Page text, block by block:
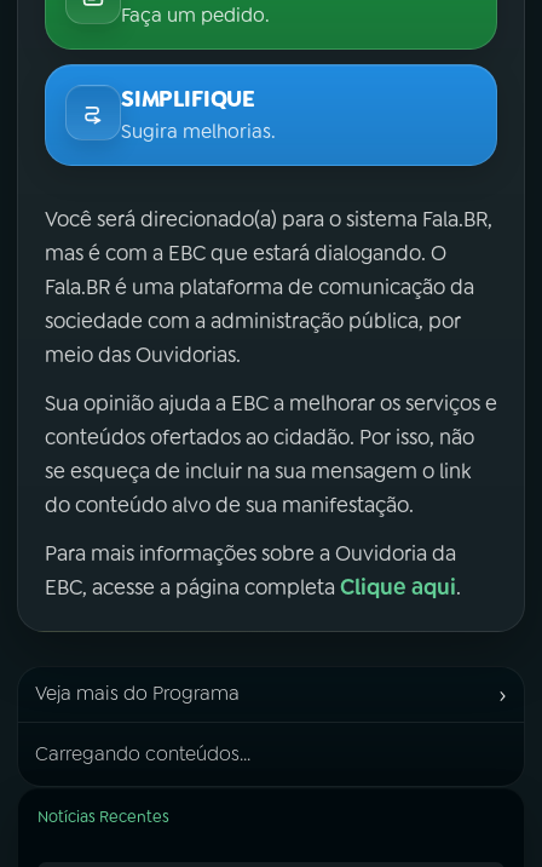
Faça um pedido.
SIMPLIFIQUE
Sugira melhorias.
Você será direcionado(a) para o sistema Fala.BR,
mas é com a EBC que estará dialogando. O
Fala.BR é uma plataforma de comunicação da
sociedade com a administração pública, por
meio das Ouvidorias.
Sua opinião ajuda a EBC a melhorar os serviços e
conteúdos ofertados ao cidadão. Por isso, não
se esqueça de incluir na sua mensagem o link
do conteúdo alvo de sua manifestação.
Para mais informações sobre a Ouvidoria da
EBC, acesse a página completa Clique aqui.
Veja mais do Programa ›
Carregando conteúdos...
Notícias Recentes